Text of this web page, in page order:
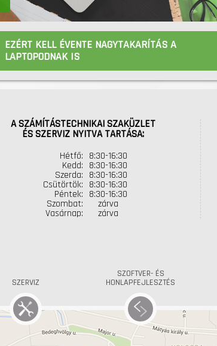
EZÉRT KELL ÉVENTE NAGYTAKARÍTÁS A
LAPTOPODNAK IS
A SZÁMÍTÁSTECHNIKAI SZAKÜZLET
ÉS SZERVIZ NYITVA TARTÁSA:
Hétfő: 8:30-16:30
Kedd: 8:30-16:30
Szerda: 8:30-16:30
Csütörtök: 8:30-16:30
Péntek: 8:30-16:30
Szombat: zárva
Vasárnap: zárva
SZERVIZ
SZOFTVER- ÉS
HONLAPFEJLESZTÉS